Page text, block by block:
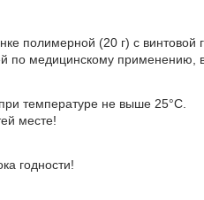
по­ли­мер­ной (20 г) с
по ме­ди­цин­ско­му при­ме­не­нию, в
тем­пе­ра­ту­ре не вы­ше 25°С.
ме­сте!
год­но­сти!